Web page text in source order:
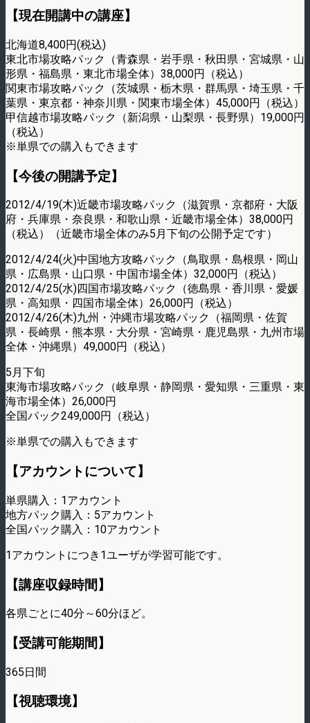
【現在開講中の講座】
北海道8,400円(税込)
東北市場攻略パック（青森県・岩手県・秋田県・宮城県・山
形県・福島県・東北市場全体）38,000円（税込）
関東市場攻略パック（茨城県・栃木県・群馬県・埼玉県・千
葉県・東京都・神奈川県・関東市場全体）45,000円（税込）
甲信越市場攻略パック（新潟県・山梨県・長野県）19,000円
（税込）
※単県での購入もできます
【今後の開講予定】
2012/4/19(木)近畿市場攻略パック（滋賀県・京都府・大阪
府・兵庫県・奈良県・和歌山県・近畿市場全体）38,000円
（税込）（近畿市場全体のみ5月下旬の公開予定です）
2012/4/24(火)中国地方攻略パック（鳥取県・島根県・岡山
県・広島県・山口県・中国市場全体）32,000円（税込）
2012/4/25(水)四国市場攻略パック（徳島県・香川県・愛媛
県・高知県・四国市場全体）26,000円（税込）
2012/4/26(木)九州・沖縄市場攻略パック（福岡県・佐賀
県・長崎県・熊本県・大分県・宮崎県・鹿児島県・九州市場
全体・沖縄県）49,000円（税込）
5月下旬
東海市場攻略パック（岐阜県・静岡県・愛知県・三重県・東
海市場全体）26,000円
全国パック249,000円（税込）
※単県での購入もできます
【アカウントについて】
単県購入：1アカウント
地方パック購入：5アカウント
全国パック購入：10アカウント
1アカウントにつき1ユーザが学習可能です。
【講座収録時間】
各県ごとに40分～60分ほど。
【受講可能期間】
365日間
【視聴環境】